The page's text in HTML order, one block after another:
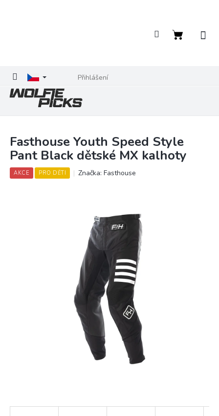
Přihlášení
Nákupní
Fasthouse Youth Speed Style
Pant Black dětské MX kalhoty
AKCE PRO DĚTI Značka: Fasthouse